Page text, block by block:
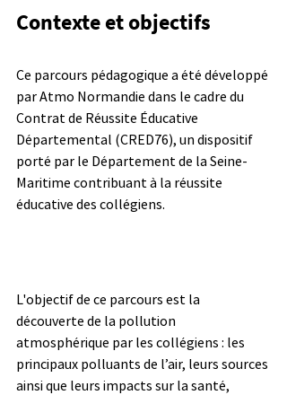
Contexte et objectifs
Ce parcours pédagogique a été développé
par Atmo Normandie dans le cadre du
Contrat de Réussite Éducative
Départemental (CRED76), un dispositif
porté par le Département de la Seine-
Maritime contribuant à la réussite
éducative des collégiens.
L'objectif de ce parcours est la
découverte de la pollution
atmosphérique par les collégiens : les
principaux polluants de l’air, leurs sources
ainsi que leurs impacts sur la santé,